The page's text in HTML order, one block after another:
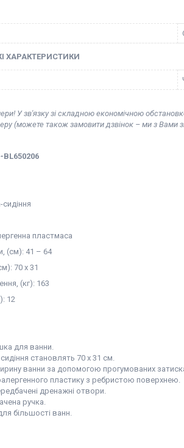
ХАРАКТЕРИСТИКИ
У зв'язку зі складною економічною
(можете також замовити дзвінок – ми з Вами
пластмаса
(см): 41 – 64
70 х 31
(кг): 163
12
для ванни.
становлять 70 х 31 см.
ванни за допомогою прогумованих
пластику з ребристою поверхнею.
дренажні отвори.
ручка.
більшості ванн.